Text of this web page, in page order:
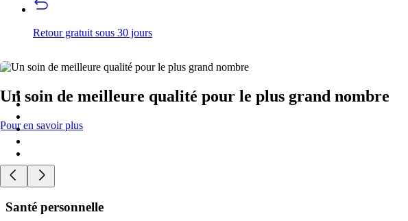
Retour gratuit sous 30 jours
Un soin de meilleure qualité pour le plus grand nombre
Pour en savoir plus
Santé personnelle